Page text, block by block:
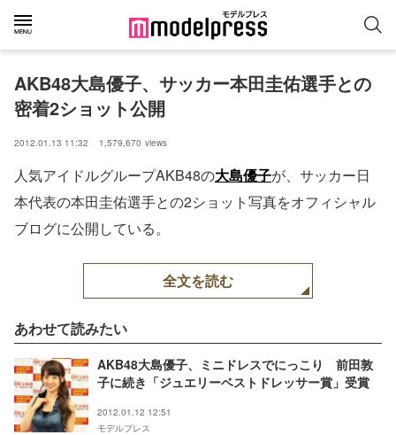
AKB48大島優子、サッカー本田圭佑選手との
密着2ショット公開
2012.01.13 11:32 1,579,670 views
人気アイドルグループAKB48の大島優子が、サッカー日
本代表の本田圭佑選手との2ショット写真をオフィシャル
ブログに公開している。
全文を読む
あわせて読みたい
AKB48大島優子、ミニドレスでにっこり 前田敦
子に続き「ジュエリーベストドレッサー賞」受賞
2012.01.12 12:51
モデルプレス